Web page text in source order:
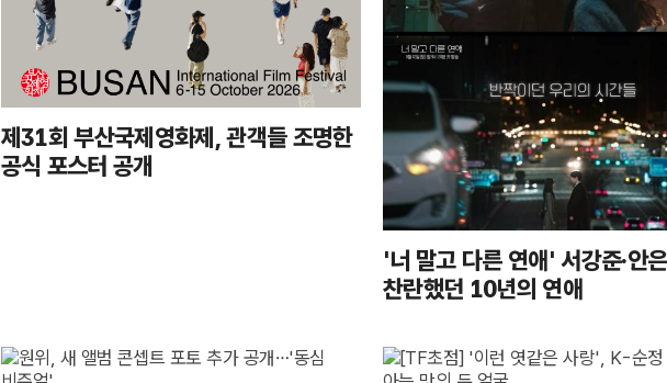
제31회 부산국제영화제, 관객들 조명한
공식 포스터 공개
'너 말고 다른 연애' 서강준·안
찬란했던 10년의 연애